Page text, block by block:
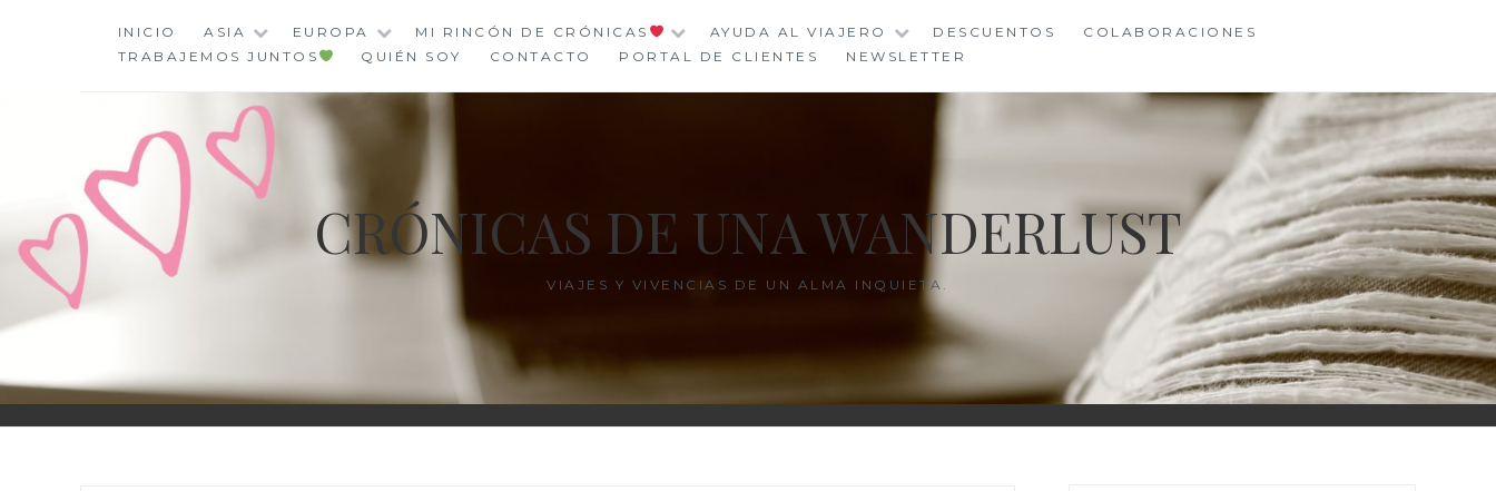
INICIO ASIA EUROPA MI RINCÓN DE CRÓNICAS AYUDA AL VIAJERO DESCUENTOS
COLABORACIONES
TRABAJEMOS JUNTOS
QUIÉN SOY CONTACTO PORTAL DE CLIENTES NEWSLETTER
CRÓNICAS DE UNA WANDERLUST
VIAJES Y VIVENCIAS DE UN ALMA INQUIETA.